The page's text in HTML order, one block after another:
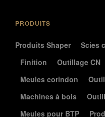
PRODUITS
Produits Shaper Scies
Finition
Outillage CN
Meules corindon
Machines à bois
Meules pour BTP